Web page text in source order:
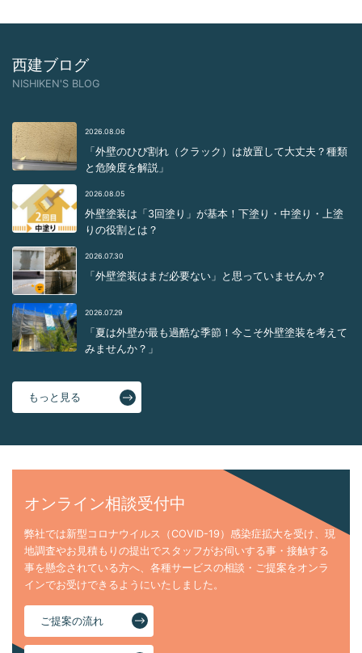
西建ブログ
NISHIKEN'S BLOG
2026.08.06
「外壁のひび割れ（クラック）は放置して大丈夫？種類
と危険度を解説」
2026.08.05
外壁塗装は「3回塗り」が基本！下塗り・中塗り・上塗
りの役割とは？
2026.07.30
「外壁塗装はまだ必要ない」と思っていませんか？
2026.07.29
「夏は外壁が最も過酷な季節！今こそ外壁塗装を考えて
みませんか？」
もっと見る
オンライン相談受付中
弊社では新型コロナウイルス（COVID-19）感染症拡大を受け、現
地調査やお見積もりの提出でスタッフがお伺いする事・接触する
事を懸念されている方へ、各種サービスの相談・ご提案をオンラ
インでお受けできるようにいたしました。
ご提案の流れ